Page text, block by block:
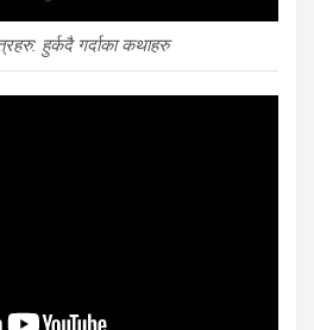
हुर्कदै गर्दाका कथाहरु